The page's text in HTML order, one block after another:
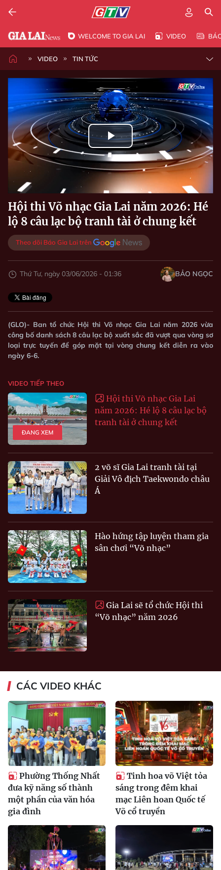
WELCOME TO GIA LAI VIDEO
VIDEO TIN TỨC
Play
Video
Hội thi Võ nhạc Gia Lai năm 2026: Hé
lộ 8 câu lạc bộ tranh tài ở chung kết
Theo dõi Báo Gia Lai trên
Thứ Tư, ngày 03/06/2026 - 01:36 BẢO NGỌC
(GLO)- Ban tổ chức Hội thi Võ nhạc Gia Lai năm 2026 vừa
công bố danh sách 8 câu lạc bộ xuất sắc đã vượt qua vòng sơ
loại trực tuyến để góp mặt tại vòng chung kết diễn ra vào
ngày 6-6.
VIDEO TIẾP THEO
ĐANG XEM
Hội thi Võ nhạc Gia Lai
năm 2026: Hé lộ 8 câu lạc bộ
tranh tài ở chung kết
2 võ sĩ Gia Lai tranh tài tại
Giải Vô địch Taekwondo châu
Á
Hào hứng tập luyện tham gia
sân chơi “Võ nhạc”
Gia Lai sẽ tổ chức Hội thi
“Võ nhạc” năm 2026
CÁC VIDEO KHÁC
Phường Thống Nhất
đưa kỹ năng số thành
một phần của văn hóa
gia đình
Tinh hoa võ Việt tỏa
sáng trong đêm khai
mạc Liên hoan Quốc tế
Võ cổ truyền